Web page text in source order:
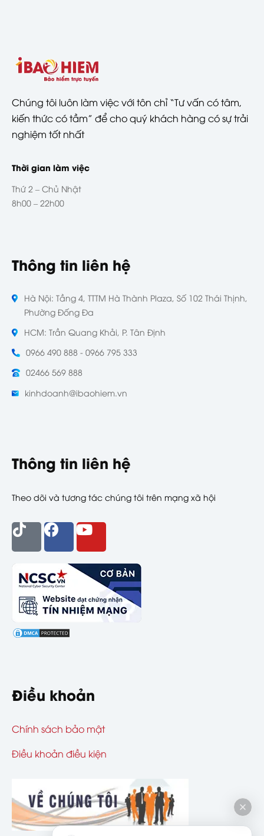
Chúng tôi luôn làm việc với tôn chỉ “Tư vấn có tâm,
kiến thức có tầm” để cho quý khách hàng có sự trải
nghiệm tốt nhất
Thời gian làm việc
Thứ 2 – Chủ Nhật
8h00 – 22h00
Thông tin liên hệ
Hà Nội: Tầng 4, TTTM Hà Thành Plaza, Số 102 Thái Thịnh,
Phường Đống Đa
HCM: Trần Quang Khải, P. Tân Định
0966 490 888 - 0966 795 333
02466 569 888
kinhdoanh@ibaohiem.vn
Thông tin liên hệ
Theo dõi và tương tác chúng tôi trên mạng xã hội
Điều khoản
Chính sách bảo mật
Điều khoản điều kiện